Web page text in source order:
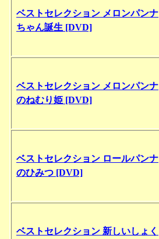
ベストセレクション メロンパンナ
ちゃん誕生 [DVD]
ベストセレクション メロンパンナ
のねむり姫 [DVD]
ベストセレクション ロールパンナ
のひみつ [DVD]
ベストセレクション 新しいしょく